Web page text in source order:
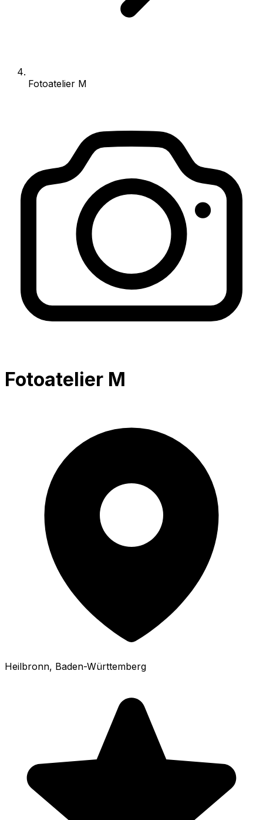
Fotoatelier M
Fotoatelier M
Heilbronn, Baden-Württemberg